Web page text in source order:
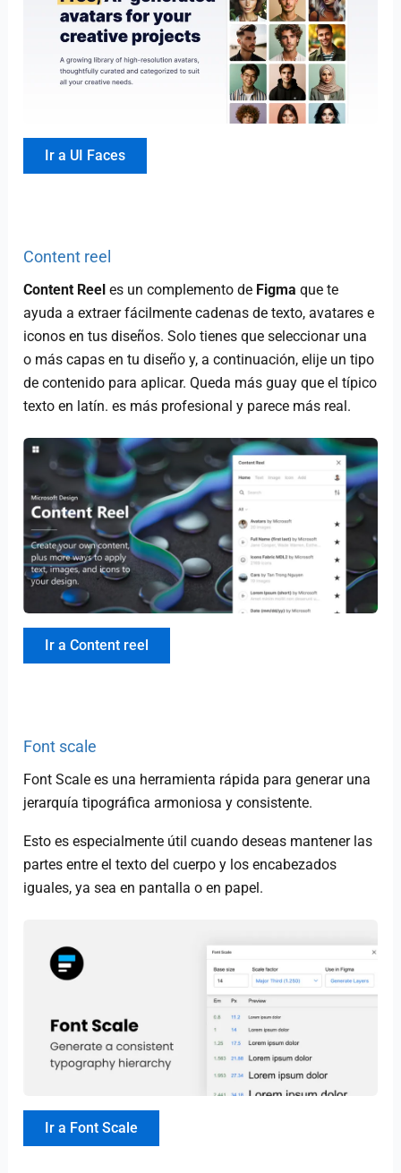
Ir a UI Faces
Content reel
Content Reel es un complemento de Figmaque te
ayuda a extraer fácilmente cadenas de texto, avatares e
iconos en tus diseños. Solo tienes que seleccionar una
o más capas en tu diseño y, a continuación, elije un tipo
de contenido para aplicar. Queda más guay que el típico
texto en latín. es más profesional y parece más real.
Ir a Content reel
Font scale
Font Scale es una herramienta rápida para generar una
jerarquía tipográfica armoniosa y consistente.
Esto es especialmente útil cuando deseas mantener las
partes entre el texto del cuerpo y los encabezados
iguales, ya sea en pantalla o en papel.
Ir a Font Scale